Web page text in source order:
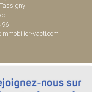
96
vacti.com